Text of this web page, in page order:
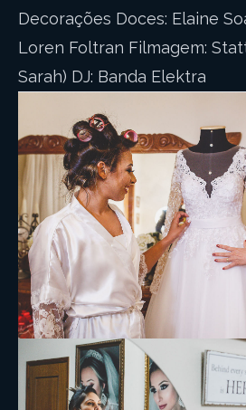
Decorações Doces: Elaine
Loren Foltran Filmagem:
Sarah) DJ: Banda Elektra